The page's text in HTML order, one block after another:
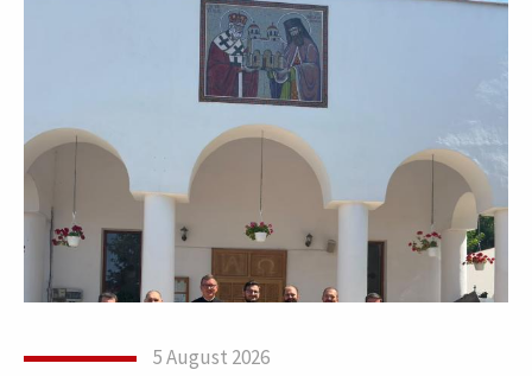
5 August 2026